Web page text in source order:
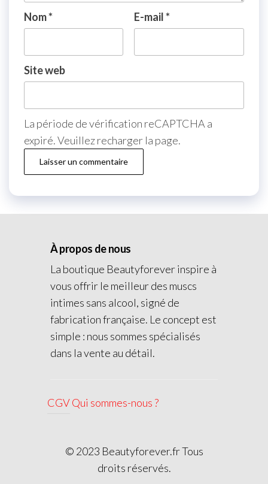
Nom* E-mail*
Site web
La période de vérification reCAPTCHA a
expiré. Veuillez recharger la page.
À propos de nous
La boutique Beautyforever inspire à
vous offrir le meilleur des muscs
intimes sans alcool, signé de
fabrication française. Le concept est
simple : nous sommes spécialisés
dans la vente au détail.
CGVQui sommes-nous ?
© 2023 Beautyforever.fr Tous
droits réservés.